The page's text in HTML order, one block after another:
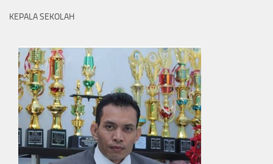
KEPALA SEKOLAH